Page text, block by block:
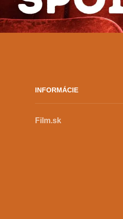
súvislostiach, pre
amatérsky film chápať
umeleckej
ekonomického tlaku.
diváka, distribútora či
INFORMÁCIE
Film.sk